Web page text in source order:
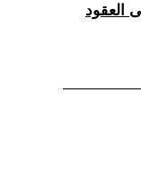
العقود